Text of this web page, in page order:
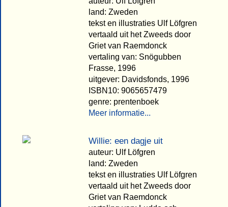
land: Zweden
tekst en illustraties Ulf Löfgren
vertaald uit het Zweeds door
Griet van Raemdonck
vertaling van: Snögubben
Frasse, 1996
uitgever: Davidsfonds, 1996
ISBN10: 9065657479
genre: prentenboek
Meer informatie...
Willie: een dagje uit
auteur: Ulf Löfgren
land: Zweden
tekst en illustraties Ulf Löfgren
vertaald uit het Zweeds door
Griet van Raemdonck